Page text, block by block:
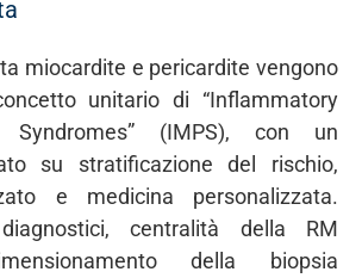
miocardite e pericardite vengono
unitario di “Inflammatory
Syndromes” (IMPS), con un
su stratificazione del rischio,
e medicina personalizzata.
centralità della RM
della biopsia